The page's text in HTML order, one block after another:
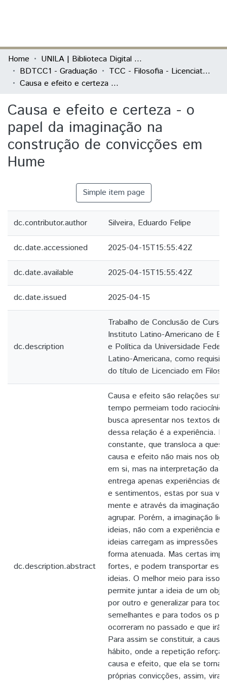
Communities & Collections
All of DSpace
Home
UNILA | Biblioteca Digital de Trabalhos de Conclusão de Curso
BDTCC1 - Graduação
TCC - Filosofia - Licenciatura
Causa e efeito e certeza - o papel da imaginação na construção de convicções em Hume
Causa e efeito e certeza - o
papel da imaginação na
construção de convicções em
Hume
Simple item page
dc.contributor.author Silveira, Eduardo Felipe
dc.date.accessioned 2025-04-15T15:55:42Z
dc.date.available 2025-04-15T15:55:42Z
dc.date.issued 2025-04-15
dc.description
Trabalho de Conclusão de
Instituto Latino-Americano de
e Política da Universidade
Latino-Americana, como
do título de Licenciado em
dc.description.abstract
Causa e efeito são relações
tempo permeiam todo
busca apresentar nos textos de
dessa relação é a experiência.
constante, que transloca a
causa e efeito não mais nos
em si, mas na interpretação da
entrega apenas experiências de
e sentimentos, estas por sua
mente e através da imaginação
agrupar. Porém, a imaginação
ideias, não com a experiência
ideias carregam as impressões
forma atenuada. Mas certas
fortes, e podem transportar
ideias. O melhor meio para isso
permite juntar a ideia de um
por outro e generalizar para
semelhantes e para todos os
ocorreram no passado e que
Para assim se constituir, a
hábito, onde a repetição reforça
causa e efeito, que ela se torna
próprias convicções, assim,